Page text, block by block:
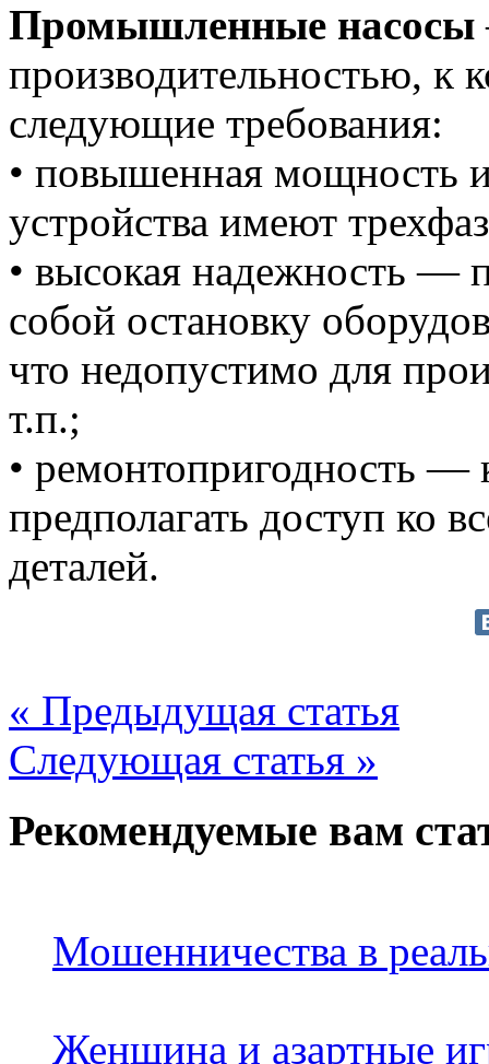
Промышленные насосы
производительностью, к
следующие требования:
• ‎повышенная мощность
устройства имеют
•‎ высокая надежность —
собой остановку
что недопустимо для
т.п.;
•‎ ремонтопригодность —
предполагать доступ ко
деталей.
« Предыдущая статья
Следующая статья »
Рекомендуемые вам
Мошенничества в
Женщина и азартные